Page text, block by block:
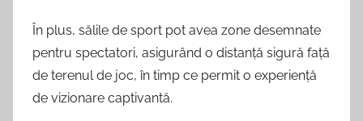
În plus, sălile de sport pot avea zone desemnate
pentru spectatori, asigurând o distanță sigură față
de terenul de joc, în timp ce permit o experiență
de vizionare captivantă.